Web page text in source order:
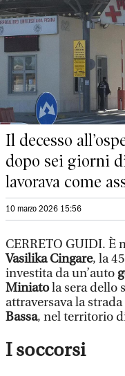
Il decesso
dopo sei giorni
lavorava come
10 marzo 2026 15:56
CERRETO GUIDI. È
Vasilika Cingare, la
investita da un’auto
Miniatola sera dello
attraversava la
Bassa, nel territorio
I soccorsi